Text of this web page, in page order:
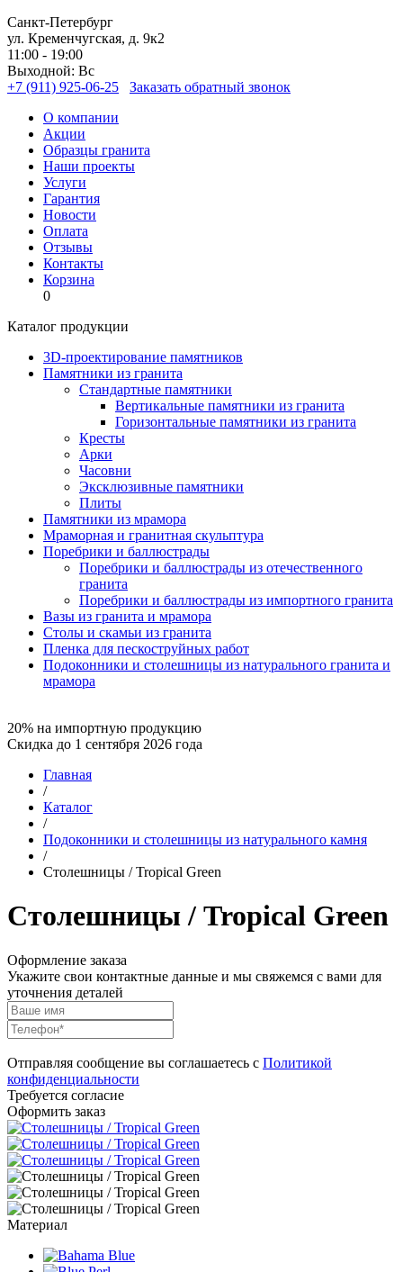
Санкт-Петербург
ул. Кременчугская, д. 9к2
11:00 - 19:00
Выходной: Вс
+7 (911) 925-06-25
Заказать обратный звонок
О компании
Акции
Образцы гранита
Наши проекты
Услуги
Гарантия
Новости
Оплата
Отзывы
Контакты
Корзина
0
Каталог продукции
3D-проектирование памятников
Памятники из гранита
Стандартные памятники
Вертикальные памятники из гранита
Горизонтальные памятники из гранита
Кресты
Арки
Часовни
Эксклюзивные памятники
Плиты
Памятники из мрамора
Мраморная и гранитная скульптура
Поребрики и баллюстрады
Поребрики и баллюстрады из отечественного
гранита
Поребрики и баллюстрады из импортного гранита
Вазы из гранита и мрамора
Столы и скамьи из гранита
Пленка для пескоструйных работ
Подоконники и столешницы из натурального гранита и
мрамора
20% на импортную продукцию
Скидка до 1 сентября 2026 года
Главная
/
Каталог
/
Подоконники и столешницы из натурального камня
/
Столешницы / Tropical Green
Столешницы / Tropical Green
Оформление заказа
Укажите свои контактные данные и мы свяжемся с вами для
уточнения деталей
Отправляя сообщение вы соглашаетесь с Политикой
конфиденциальности
Требуется согласие
Оформить заказ
Материал